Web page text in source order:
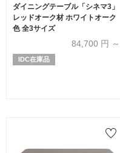
ダイニングテーブル「シネマ3」
レッドオーク材 ホワイトオーク
色 全3サイズ
84,700 円 ～
IDC在庫品